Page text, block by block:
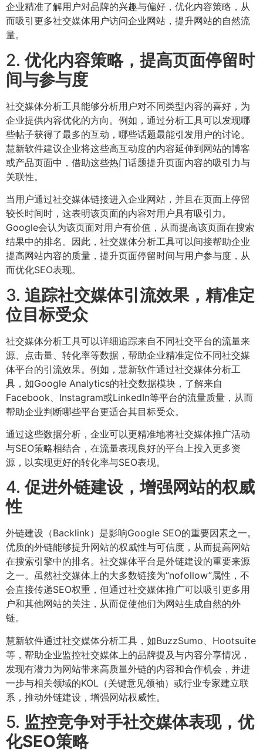
企业精准了解用户对品牌的兴趣与偏好，优化内容策略，从
而吸引更多社交媒体用户访问企业网站，提升网站的自然流
量。
2.优化内容策略，提高页面停留时
间与参与度
社交媒体分析工具能够分析用户对不同类型内容的喜好，为
企业提供内容优化的方向。例如，通过分析工具可以发现哪
些帖子获得了最多的互动，哪些话题最能引发用户的讨论。
慧新软件建议企业将这些高互动度的内容延伸到网站的博客
或产品页面中，借助这些热门话题提升页面内容的吸引力与
关联性。
当用户通过社交媒体链接进入企业网站，并且在页面上停留
较长时间时，这表明该页面的内容对用户具有吸引力。
Google会认为该页面对用户有价值，从而提高该页面在搜索
结果中的排名。因此，社交媒体分析工具可以间接帮助企业
提高网站内容的质量，提升页面停留时间与用户参与度，从
而优化SEO表现。
3. 追踪社交媒体引流效果，精准定
位目标受众
社交媒体分析工具可以详细追踪来自不同社交平台的流量来
源、点击量、转化率等数据，帮助企业精准定位不同社交媒
体平台的引流效果。例如，慧新软件通过社交媒体分析工
具，如Google Analytics的社交数据模块，了解来自
Facebook、Instagram或LinkedIn等平台的流量质量，从而
帮助企业判断哪些平台更适合其目标受众。
通过这些数据分析，企业可以更精准地将社交媒体推广活动
与SEO策略相结合，在流量表现良好的平台上投入更多资
源，以实现更好的转化率与SEO表现。
4.促进外链建设，增强网站的权威
性
外链建设（Backlink）是影响Google SEO的重要因素之一。
优质的外链能够提升网站的权威性与可信度，从而提高网站
在搜索引擎中的排名。社交媒体平台是外链建设的重要来源
之一。虽然社交媒体上的大多数链接为“nofollow”属性，不
会直接传递SEO权重，但通过社交媒体推广可以吸引更多用
户和其他网站的关注，从而促使他们为网站生成自然的外
链。
慧新软件通过社交媒体分析工具，如BuzzSumo、Hootsuite
等，帮助企业监控社交媒体上的品牌提及与内容分享情况，
发现有潜力为网站带来高质量外链的内容和合作机会，并进
一步与相关领域的KOL（关键意见领袖）或行业专家建立联
系，推动外链建设，增强网站权威性。
5. 监控竞争对手社交媒体表现，优
化SEO策略